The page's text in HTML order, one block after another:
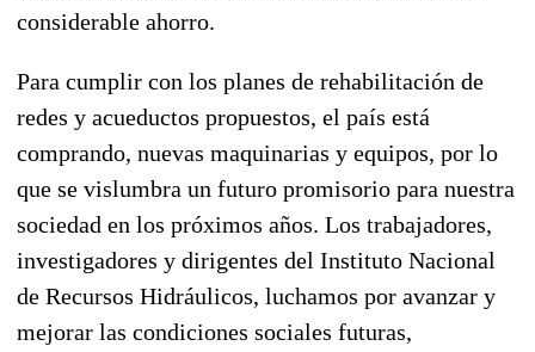
considerable ahorro.
Para cumplir con los planes de rehabilitación de
redes y acueductos propuestos, el país está
comprando, nuevas maquinarias y equipos, por lo
que se vislumbra un futuro promisorio para nuestra
sociedad en los próximos años. Los trabajadores,
investigadores y dirigentes del Instituto Nacional
de Recursos Hidráulicos, luchamos por avanzar y
mejorar las condiciones sociales futuras,